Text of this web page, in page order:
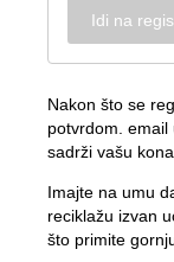
Idi na
Nakon što se
potvrdom.
sadrži vašu
Imajte na umu
reciklažu izvan
što primite